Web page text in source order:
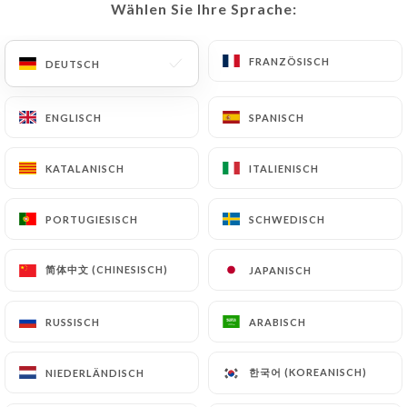
Wählen Sie Ihre Sprache:
DEUTSCH FRANZÖSISCH
ENGLISCH SPANISCH
KATALANISCH ITALIENISCH
PORTUGIESISCH SCHWEDISCH
简体中文 (CHINESISCH) JAPANISCH
RUSSISCH ARABISCH
NIEDERLÄNDISCH 한국어 (KOREANISCH)
START/KONTAKT
LE 1847
Wählen Sie Ihre Sprache:
DEUTSCH FRANZÖSISCH
ENGLISCH SPANISCH
KATALANISCH ITALIENISCH
PORTUGIESISCH SCHWEDISCH
简体中文 (CHINESISCH) JAPANISCH
RUSSISCH ARABISCH
NIEDERLÄNDISCH 한국어 (KOREANISCH)